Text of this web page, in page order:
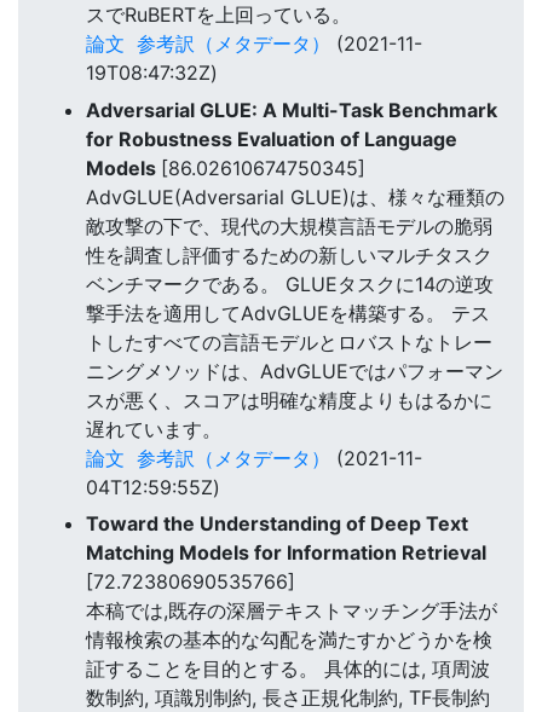
スでRuBERTを上回っている。
論文 参考訳（メタデータ）
(2021-11-
19T08:47:32Z)
Adversarial GLUE: A Multi-Task Benchmark
for Robustness Evaluation of Language
Models [86.02610674750345]
AdvGLUE(Adversarial GLUE)は、様々な種類の
敵攻撃の下で、現代の大規模言語モデルの脆弱
性を調査し評価するための新しいマルチタスク
ベンチマークである。 GLUEタスクに14の逆攻
撃手法を適用してAdvGLUEを構築する。 テス
トしたすべての言語モデルとロバストなトレー
ニングメソッドは、AdvGLUEではパフォーマン
スが悪く、スコアは明確な精度よりもはるかに
遅れています。
論文 参考訳（メタデータ）
(2021-11-
04T12:59:55Z)
Toward the Understanding of Deep Text
Matching Models for Information Retrieval
[72.72380690535766]
本稿では,既存の深層テキストマッチング手法が
情報検索の基本的な勾配を満たすかどうかを検
証することを目的とする。 具体的には, 項周波
数制約, 項識別制約, 長さ正規化制約, TF長制約